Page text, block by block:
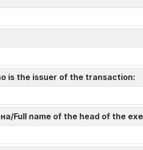
is the issuer of the transaction:
Full name of the head of the